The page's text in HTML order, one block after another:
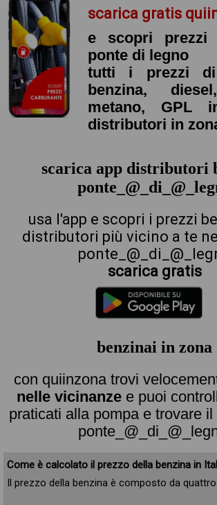
scarica gratis
e scopri prezzi
ponte di legno
tutti i prezzi
benzina,
metano, GPL
distributori in
scarica app distributori
usa l'app e scopri i prezzi
distributori più vicino a te
scarica gratis
benzinai in zona
con quiinzona trovi
nelle vicinanze e puoi
praticati alla pompa e trovare
Come è calcolato il prezzo della benzina in
Il prezzo della benzina è composto da